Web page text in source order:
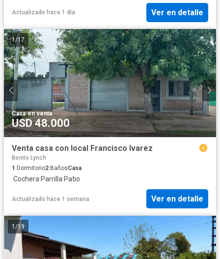
Actualizado hace 1 día Ver en detalle
1/17
Casa·en venta
USD 48.000
Venta casa con local Francisco lvarez
Benito Lynch
1 Dormitorio2 BañosCasa
·Cochera·Parrilla·Patio
Actualizado hace 1 semana Ver en detalle
1 /19